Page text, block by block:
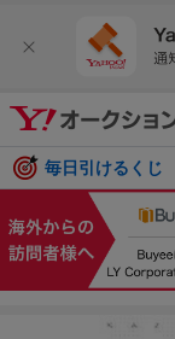
毎日引けるくじ